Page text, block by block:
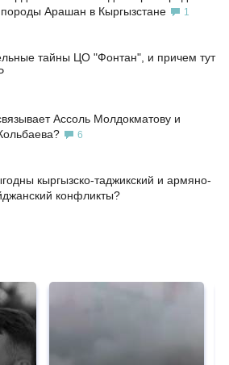
Арашан в Кыргызстане
1
тайны ЦО "Фонтан", и причем тут
Ассоль Молдокматову и
6
кыргызско-таджикский и армяно-
конфликты?